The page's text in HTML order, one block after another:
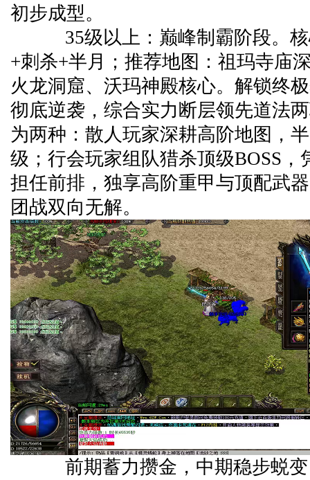
初步成型。
35级以上：巅峰制霸阶段。核
+刺杀+半月；推荐地图：祖玛寺庙
火龙洞窟、沃玛神殿核心。解锁终
彻底逆袭，综合实力断层领先道法
为两种：散人玩家深耕高阶地图，
级；行会玩家组队猎杀顶级BOSS，
担任前排，独享高阶重甲与顶配武
团战双向无解。
前期蓄力攒金，中期稳步蜕变